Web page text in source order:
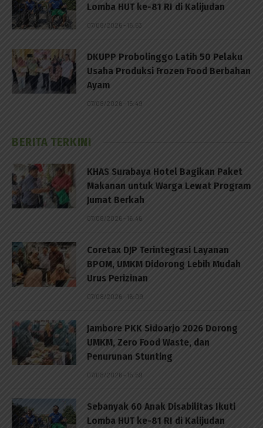
Lomba HUT ke-81 RI di Kalijudan
07/08/2026 - 15:53
DKUPP Probolinggo Latih 50 Pelaku
Usaha Produksi Frozen Food Berbahan
Ayam
07/08/2026 - 15:49
BERITA TERKINI
KHAS Surabaya Hotel Bagikan Paket
Makanan untuk Warga Lewat Program
Jumat Berkah
07/08/2026 - 16:46
Coretax DJP Terintegrasi Layanan
BPOM, UMKM Didorong Lebih Mudah
Urus Perizinan
07/08/2026 - 16:09
Jambore PKK Sidoarjo 2026 Dorong
UMKM, Zero Food Waste, dan
Penurunan Stunting
07/08/2026 - 15:59
Sebanyak 60 Anak Disabilitas Ikuti
Lomba HUT ke-81 RI di Kalijudan